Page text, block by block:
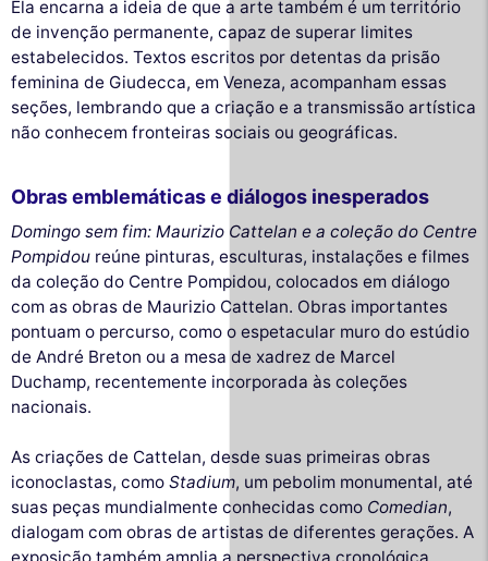
Ela encarna a ideia de que a arte também é um território
de invenção permanente, capaz de superar limites
estabelecidos. Textos escritos por detentas da prisão
feminina de Giudecca, em Veneza, acompanham essas
seções, lembrando que a criação e a transmissão artística
não conhecem fronteiras sociais ou geográficas.
Obras emblemáticas e diálogos inesperados
Domingo sem fim: Maurizio Cattelan e a coleção do Centre
Pompidou reúne pinturas, esculturas, instalações e filmes
da coleção do Centre Pompidou, colocados em diálogo
com as obras de Maurizio Cattelan. Obras importantes
pontuam o percurso, como o espetacular muro do estúdio
de André Breton ou a mesa de xadrez de Marcel
Duchamp, recentemente incorporada às coleções
nacionais.
As criações de Cattelan, desde suas primeiras obras
iconoclastas, como Stadium, um pebolim monumental, até
suas peças mundialmente conhecidas como Comedian,
dialogam com obras de artistas de diferentes gerações. A